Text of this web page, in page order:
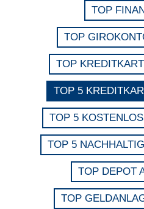
TOP
TOP
TOP
TOP 5
TOP 5
TOP 5
TOP DEPOT
TOP